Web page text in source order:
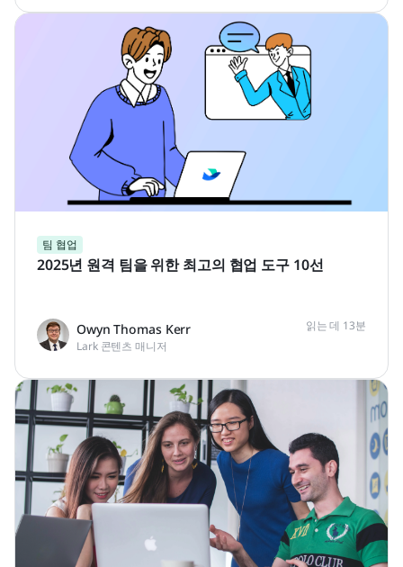
팀 협업
2025년 원격 팀을 위한 최고의 협업 도구 10선
Owyn Thomas Kerr
Lark 콘텐츠 매니저
읽는 데 13분